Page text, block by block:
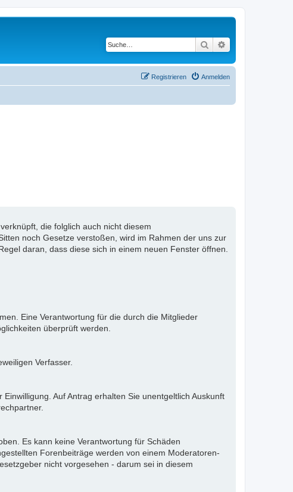
Suche
Anmelden
Registrieren
die folglich auch nicht diesem
noch Gesetze verstoßen, wird im Rahmen der uns zur
daran, dass diese sich in einem neuen Fenster öffnen.
Eine Verantwortung für die durch die Mitglieder
überprüft werden.
Verfasser.
Auf Antrag erhalten Sie unentgeltlich Auskunft
Es kann keine Verantwortung für Schäden
Forenbeiträge werden von einem Moderatoren-
nicht vorgesehen - darum sei in diesem